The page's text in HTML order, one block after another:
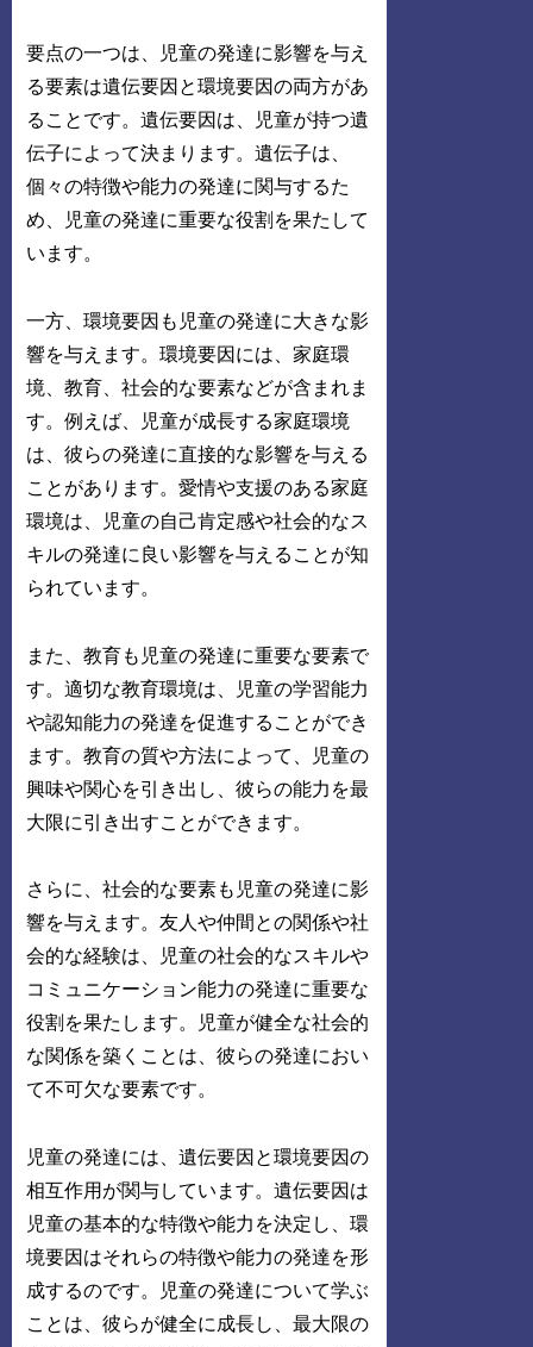
要点の一つは、児童の発達に影響を与え
る要素は遺伝要因と環境要因の両方があ
ることです。遺伝要因は、児童が持つ遺
伝子によって決まります。遺伝子は、
個々の特徴や能力の発達に関与するた
め、児童の発達に重要な役割を果たして
います。
一方、環境要因も児童の発達に大きな影
響を与えます。環境要因には、家庭環
境、教育、社会的な要素などが含まれま
す。例えば、児童が成長する家庭環境
は、彼らの発達に直接的な影響を与える
ことがあります。愛情や支援のある家庭
環境は、児童の自己肯定感や社会的なス
キルの発達に良い影響を与えることが知
られています。
また、教育も児童の発達に重要な要素で
す。適切な教育環境は、児童の学習能力
や認知能力の発達を促進することができ
ます。教育の質や方法によって、児童の
興味や関心を引き出し、彼らの能力を最
大限に引き出すことができます。
さらに、社会的な要素も児童の発達に影
響を与えます。友人や仲間との関係や社
会的な経験は、児童の社会的なスキルや
コミュニケーション能力の発達に重要な
役割を果たします。児童が健全な社会的
な関係を築くことは、彼らの発達におい
て不可欠な要素です。
児童の発達には、遺伝要因と環境要因の
相互作用が関与しています。遺伝要因は
児童の基本的な特徴や能力を決定し、環
境要因はそれらの特徴や能力の発達を形
成するのです。児童の発達について学ぶ
ことは、彼らが健全に成長し、最大限の